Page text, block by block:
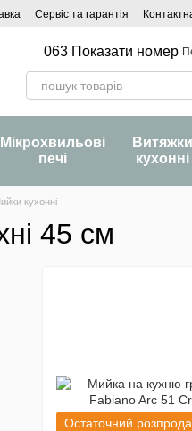
Сервіс та гарантія
063 Показати номер
Мікрохвильові
печі
Витяжки
кухонні
кухонні
45 см
Остаточний